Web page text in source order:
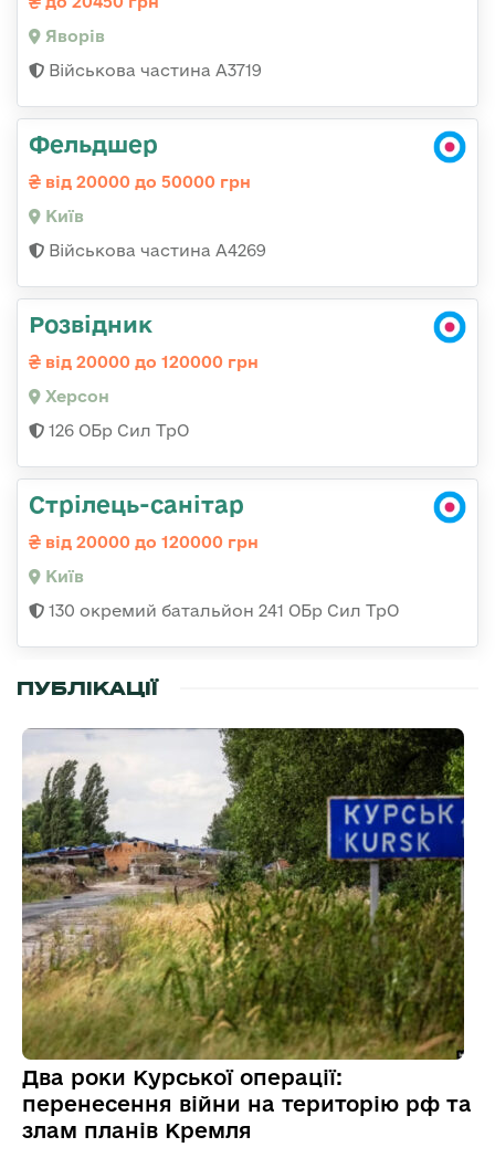
Яворів
Військова частина А3719
Фельдшер
від 20000 до 50000 грн
Київ
Військова частина А4269
Розвідник
від 20000 до 120000 грн
Херсон
126 ОБр Сил ТрО
Стрілець-санітар
від 20000 до 120000 грн
Київ
130 окремий батальйон 241 ОБр Сил ТрО
ПУБЛІКАЦІЇ
Два роки Курської операції:
перенесення війни на територію рф та
злам планів Кремля